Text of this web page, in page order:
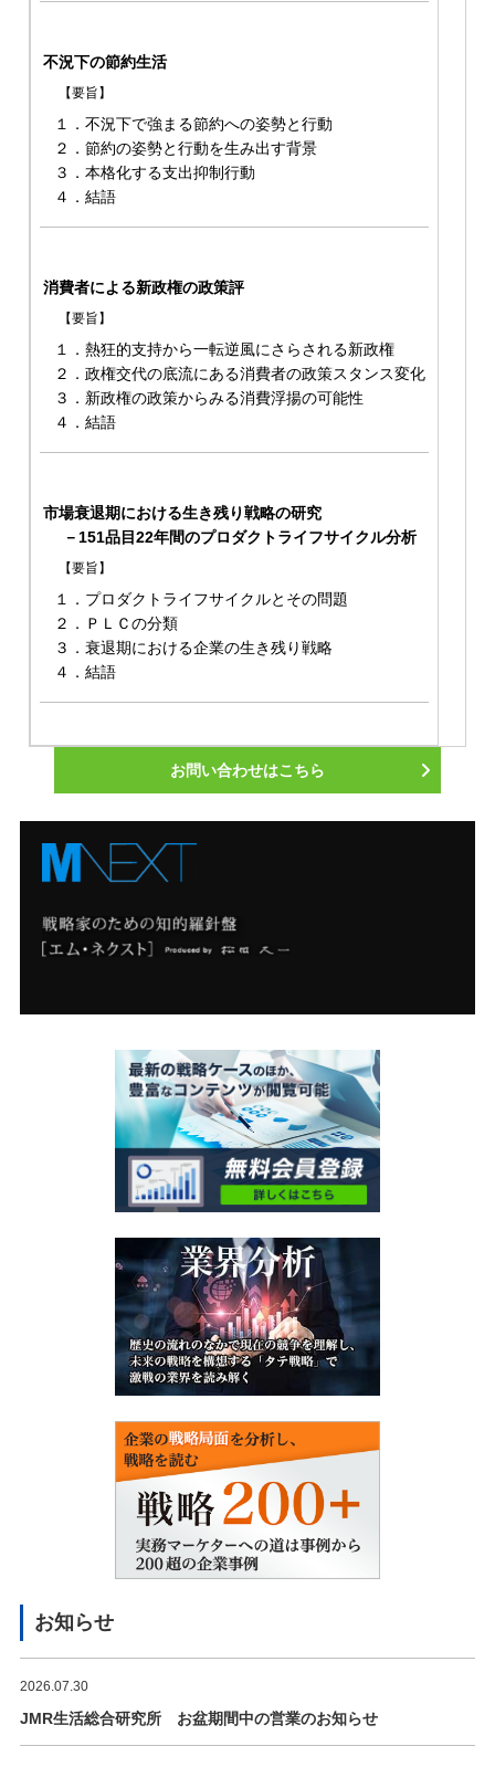
不況下の節約生活
【要旨】
１．不況下で強まる節約への姿勢と行動
２．節約の姿勢と行動を生み出す背景
３．本格化する支出抑制行動
４．結語
消費者による新政権の政策評
【要旨】
１．熱狂的支持から一転逆風にさらされる新政権
２．政権交代の底流にある消費者の政策スタンス変化
３．新政権の政策からみる消費浮揚の可能性
４．結語
市場衰退期における生き残り戦略の研究
－151品目22年間のプロダクトライフサイクル分析
【要旨】
１．プロダクトライフサイクルとその問題
２．ＰＬＣの分類
３．衰退期における企業の生き残り戦略
４．結語
お問い合わせはこちら
お知らせ
2026.07.30
JMR生活総合研究所 お盆期間中の営業のお知らせ